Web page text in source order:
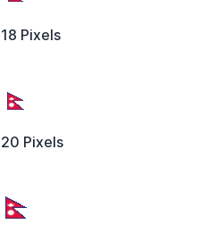
Pixels
Pixels